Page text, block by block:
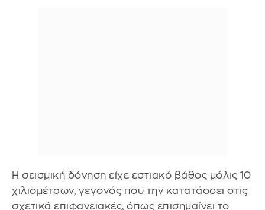
Η σεισμική δόνηση είχε εστιακό βάθος μόλις 10
χιλιομέτρων, γεγονός που την κατατάσσει στις
σχετικά επιφανειακές, όπως επισημαίνει το